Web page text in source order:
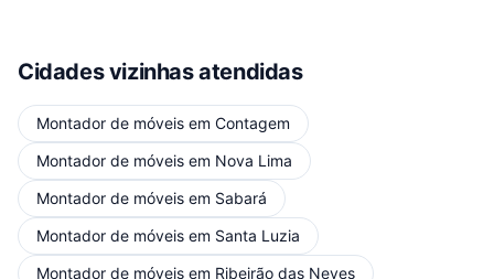
Cidades vizinhas atendidas
Montador de móveis em Contagem
Montador de móveis em Nova Lima
Montador de móveis em Sabará
Montador de móveis em Santa Luzia
Montador de móveis em Ribeirão das Neves